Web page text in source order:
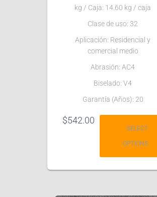
kg / Caja: 14.60 kg / caja
Clase de uso: 32
Aplicación: Residencial y
comercial medio
Abrasión: AC4
Biselado: V4
Garantía (Años): 20
$542.00
SELECT
OPTIONS